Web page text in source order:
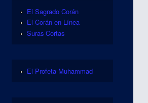
El Sagrado Corán
El Corán en Línea
Suras Cortas
El Profeta Muhammad